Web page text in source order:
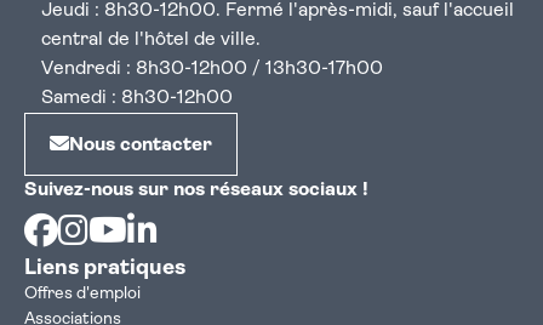
Jeudi : 8h30-12h00. Fermé l'après-midi, sauf l'accueil
central de l'hôtel de ville.
Vendredi : 8h30-12h00 / 13h30-17h00
Samedi : 8h30-12h00
Nous contacter
Suivez-nous sur nos réseaux sociaux !
Facebook
Instagram
Youtube
Liens pratiques
Offres d'emploi
Associations